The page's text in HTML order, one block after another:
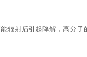
射后引起降解，高分子